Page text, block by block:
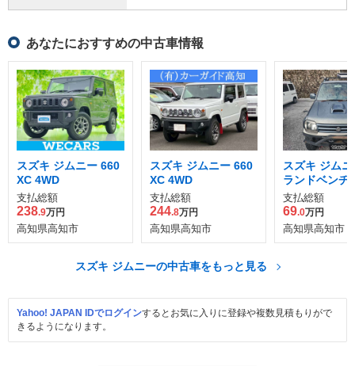
あなたにおすすめの中古車情報
スズキ ジムニー 660
XC 4WD
支払総額
238.9万円
高知県高知市
スズキ ジムニー 660
XC 4WD
支払総額
244.8万円
高知県高知市
スズキ ジム
ランドベンチ
WD
支払総額
69.0万円
高知県高知市
スズキ ジムニーの中古車をもっと見る
Yahoo! JAPAN IDでログインするとお気に入りに登録や複数見積もりがで
きるようになります。